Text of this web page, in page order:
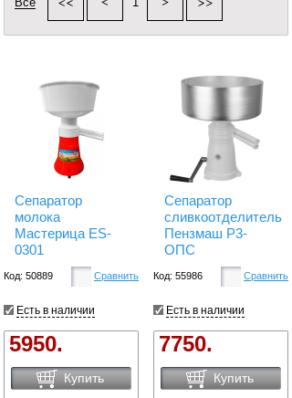
Сепаратор
молока
Мастерица ES-
0301
Код: 50889 Сравнить
Есть в наличии
5950.
Купить
Сепаратор
сливкоотделитель
Пензмаш Р3-
ОПС
Код: 55986 Сравнить
Есть в наличии
7750.
Купить